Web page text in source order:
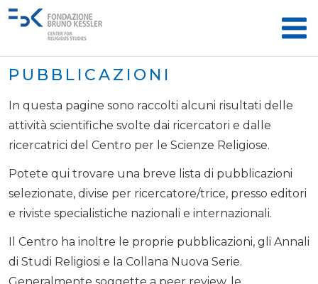
PUBBLICAZIONI
In questa pagine sono raccolti alcuni risultati delle
attività scientifiche svolte dai ricercatori e dalle
ricercatrici del Centro per le Scienze Religiose.
Potete qui trovare una breve lista di pubblicazioni
selezionate, divise per ricercatore/trice, presso editori
e riviste specialistiche nazionali e internazionali.
Il Centro ha inoltre le proprie pubblicazioni, gli Annali
di Studi Religiosi e la Collana Nuova Serie.